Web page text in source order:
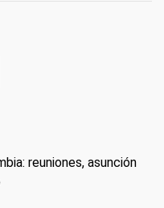
reuniones, asunción